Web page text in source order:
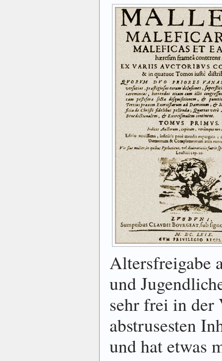
Altersfreigabe
und
sehr frei in der
abstrusesten
und hat etwas